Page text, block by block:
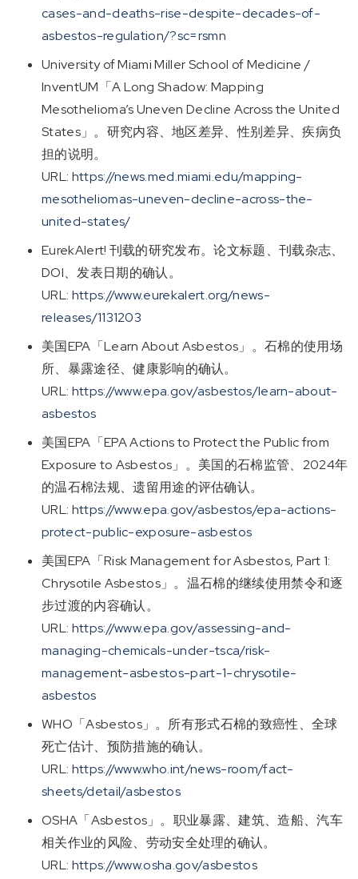
cases-and-deaths-rise-despite-decades-of-
asbestos-regulation/?sc=rsmn
University of Miami Miller School of Medicine /
InventUM「A Long Shadow: Mapping
Mesothelioma’s Uneven Decline Across the United
States」。研究内容、地区差异、性别差异、疾病负
担的说明。
URL: https://news.med.miami.edu/mapping-
mesotheliomas-uneven-decline-across-the-
united-states/
EurekAlert! 刊载的研究发布。论文标题、刊载杂志、
DOI、发表日期的确认。
URL: https://www.eurekalert.org/news-
releases/1131203
美国EPA「Learn About Asbestos」。石棉的使用场
所、暴露途径、健康影响的确认。
URL: https://www.epa.gov/asbestos/learn-about-
asbestos
美国EPA「EPA Actions to Protect the Public from
Exposure to Asbestos」。美国的石棉监管、2024年
的温石棉法规、遗留用途的评估确认。
URL: https://www.epa.gov/asbestos/epa-actions-
protect-public-exposure-asbestos
美国EPA「Risk Management for Asbestos, Part 1:
Chrysotile Asbestos」。温石棉的继续使用禁令和逐
步过渡的内容确认。
URL: https://www.epa.gov/assessing-and-
managing-chemicals-under-tsca/risk-
management-asbestos-part-1-chrysotile-
asbestos
WHO「Asbestos」。所有形式石棉的致癌性、全球
死亡估计、预防措施的确认。
URL: https://www.who.int/news-room/fact-
sheets/detail/asbestos
OSHA「Asbestos」。职业暴露、建筑、造船、汽车
相关作业的风险、劳动安全处理的确认。
URL: https://www.osha.gov/asbestos